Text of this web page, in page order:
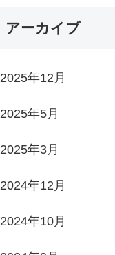
アーカイブ
2025年12月
2025年5月
2025年3月
2024年12月
2024年10月